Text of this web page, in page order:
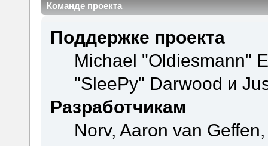
Команде проекта
Поддержке проекта
Michael "Oldiesmann"
"SleePy" Darwood и
Разработчикам
Norv, Aaron van